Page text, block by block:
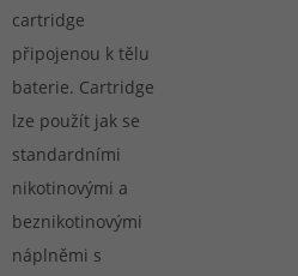
cartridge
připojenou k tělu
baterie. Cartridge
lze použít jak se
standardními
nikotinovými a
beznikotinovými
náplněmi s